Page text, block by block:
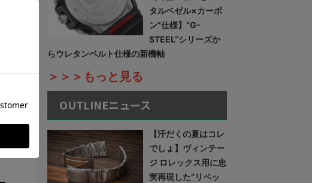
タルベゼル×カーボ
ン”仕様】“G-
STEEL”シリーズか
らウレタンベルト仕様の新機軸
＞＞＞もっと見る
OUTLINEニュース
【汗だくの夏はコレ
でしょ】ヴィンテー
ジ ロレックス用に忠
実再現した“リベッ